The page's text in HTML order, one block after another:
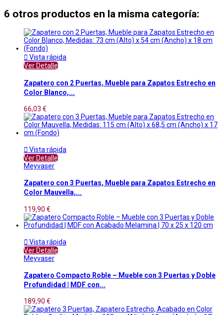
6 otros productos en la misma categoría:
 Vista rápida
Ver Detalle
Zapatero con 2 Puertas, Mueble para Zapatos Estrecho en
Color Blanco,...
66,03 €
 Vista rápida
Ver Detalle
Meyvaser
Zapatero con 3 Puertas, Mueble para Zapatos Estrecho en
Color Mauvella,...
119,90 €
 Vista rápida
Ver Detalle
Meyvaser
Zapatero Compacto Roble – Mueble con 3 Puertas y Doble
Profundidad | MDF con...
189,90 €